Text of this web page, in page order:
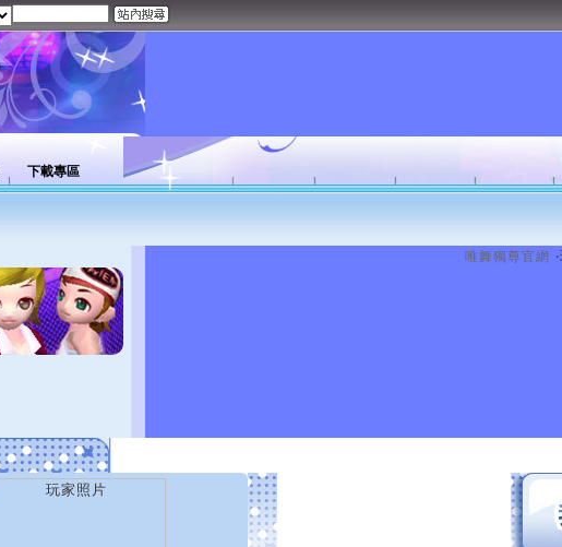
下載專區
唯舞獨尊官網